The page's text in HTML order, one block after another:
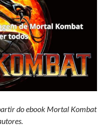
do ebook Mortal Kombat